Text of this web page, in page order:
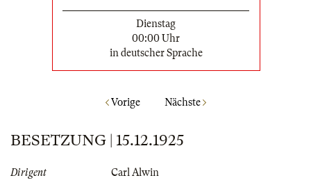
Dienstag
00:00 Uhr
in deutscher Sprache
Vorige Nächste
BESETZUNG | 15.12.1925
Dirigent Carl Alwin